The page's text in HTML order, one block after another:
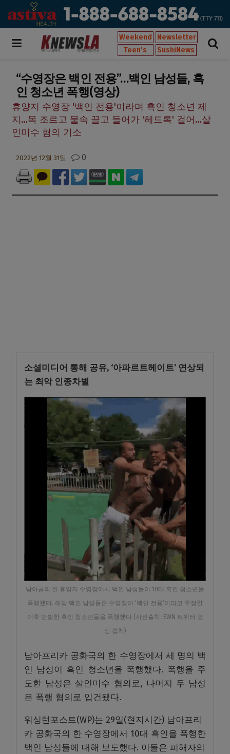
Weekend
Newsletter
Teen's
SushiNews
“수영장은 백인 전용”…백인 남성들, 흑
인 청소년 폭행(영상)
휴양지 수영장 '백인 전용'이라며 흑인 청소년 제
지…목 조르고 물속 끌고 들어가 '헤드록' 걸어…살
인미수 혐의 기소
2022년 12월 31일 0
소셜미디어 통해 공유, ‘아파르트헤이트’ 연상되
는 최악 인종차별
남아공의 한 휴양지 수영장에서 백인 남성들이 10대 흑인 청소년을
폭행했다. 해당 백인 남성들은 수영장이 ‘백인 전용’이라고 주장한
이후 반발한 흑인 청소년들을 폭행했다 (사진출처: EWN 트위터 영
상 캡처)
남아프리카 공화국의 한 수영장에서 세 명의 백
인 남성이 흑인 청소년을 폭행했다. 폭행을 주
도한 남성은 살인미수 혐의로, 나머지 두 남성
은 폭행 혐의로 입건됐다.
워싱턴포스트(WP)는 29일(현지시간) 남아프리
카 공화국의 한 수영장에서 10대 흑인을 폭행한
백인 남성들에 대해 보도했다. 이들은 피해자의